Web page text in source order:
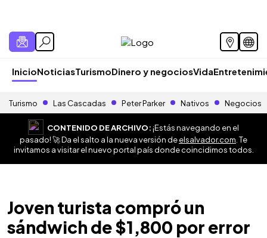
InicioNoticiasTurismoDinero y negociosVida
Turismo Las Cascadas Peter Parker Nativos Negocios
CONTENIDO DE ARCHIVO:¡Estás navegando en el
pasado! 🚀 Da el salto a la nueva versión deelsalvador.com . Te
invitamos a visitar el nuevo portal país donde coincidimos todos.
Joven turista compró un
sándwich de $1,800 por error